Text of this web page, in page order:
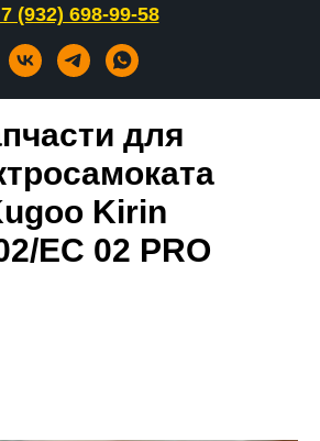
(932) 698-99-58
для
Kirin
EC 02 PRO